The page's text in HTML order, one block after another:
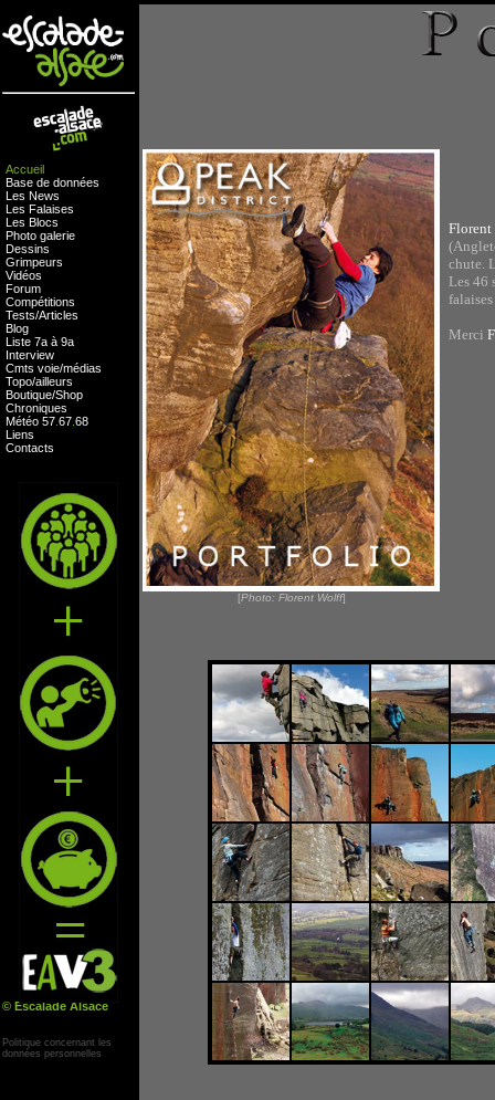
Accueil
Base de données
Les News
Les Falaises
Les Blocs
Photo galerie
Dessins
Grimpeurs
Vidéos
Forum
Compétitions
Tests/Articles
Blog
Liste 7a à 9a
Interview
Cmts voie/médias
Topo/ailleurs
Boutique/Shop
Chroniques
Météo 57 67 68
Liens
Contacts
© Escalade Alsace
Politique concernant les
données personnelles
[Photo: Florent Wolff]
chute.
Les 46
Merci